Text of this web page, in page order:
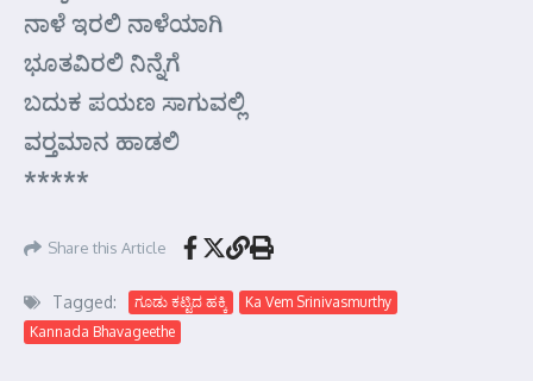
ನಾಳೆ ಇರಲಿ ನಾಳೆಯಾಗಿ
ಭೂತವಿರಲಿ ನಿನ್ನೆಗೆ
ಬದುಕ ಪಯಣ ಸಾಗುವಲ್ಲಿ
ವರ್‍ತಮಾನ ಹಾಡಲಿ
*****
Share this Article
Tagged: ಗೂಡು ಕಟ್ಟಿದ ಹಕ್ಕಿ
Ka Vem Srinivasmurthy
Kannada Bhavageethe